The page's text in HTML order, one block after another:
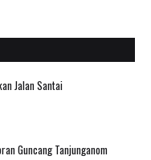
Jalan Santai
Guncang Tanjunganom